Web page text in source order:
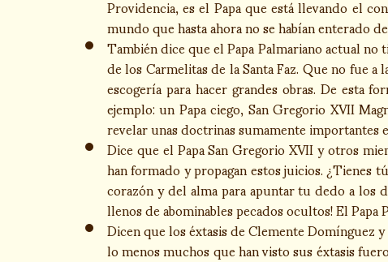
mundo que hasta ahora no se habían enterado
También dice que el Papa Palmariano actual
de los Carmelitas de la Santa Faz. Que no fue
escogería para hacer grandes obras. De esta
ejemplo: un Papa ciego, San Gregorio XVII
revelar unas doctrinas sumamente importantes
Dice que el Papa San Gregorio XVII y otros
han formado y propagan estos juicios. ¿Tienes
corazón y del alma para apuntar tu dedo a los
llenos de abominables pecados ocultos! El
Dicen que los éxtasis de Clemente Domínguez
lo menos muchos que han visto sus éxtasis